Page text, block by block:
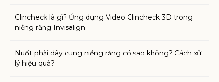
Clincheck là gì? Ứng dụng Video Clincheck 3D trong
niềng răng Invisalign
Nuốt phải dây cung niềng răng có sao không? Cách xử
lý hiệu quả?